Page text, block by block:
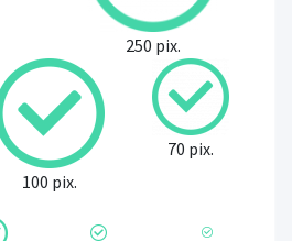
250 pix.
100 pix.
70 pix.